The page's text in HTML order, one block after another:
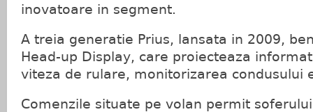
inovatoare in segment.
A treia generatie Prius, lansata in 2009,
Head-up Display, care proiecteaza
viteza de rulare, monitorizarea condusului
Comenzile situate pe volan permit